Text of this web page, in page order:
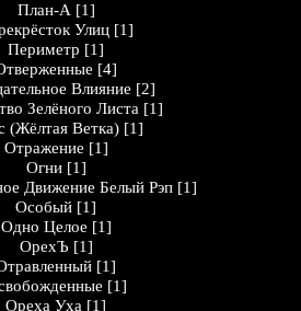
План-А [1]
Улиц [1]
Периметр [1]
[4]
Влияние [2]
Зелёного Листа [1]
(Жёлтая Ветка) [1]
Отражение [1]
Огни [1]
Движение Белый Рэп [1]
Особый [1]
Одно Целое [1]
ОрехЪ [1]
[1]
[1]
Ореха Уха [1]